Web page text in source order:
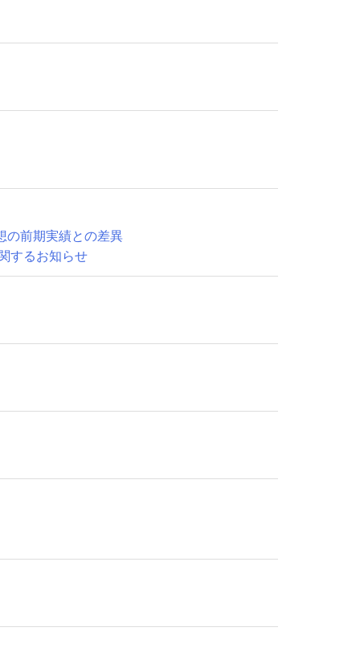
の前期実績との差異
るお知らせ